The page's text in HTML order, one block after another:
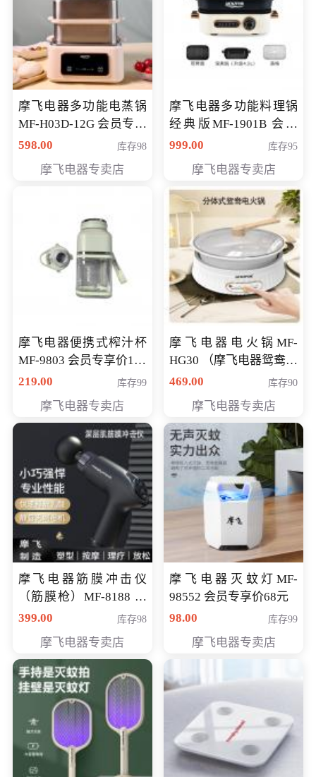
摩飞电器多功能电蒸锅
MF-H03D-12G 会员专享
价398元
598.00 库存98
摩飞电器专卖店
摩飞电器多功能料理锅
经典版MF-1901B 会员
专享价399元
999.00 库存95
摩飞电器专卖店
摩飞电器便携式榨汁杯
MF-9803 会员专享价138
元
219.00 库存99
摩飞电器专卖店
摩飞电器电火锅MF-
HG30 （摩飞电器鸳鸯锅
MF-HG30 ） 会员专享价
469.00 库存90
摩飞电器专卖店
摩飞电器筋膜冲击仪
（筋膜枪）MF-8188 会
员专享价268元
399.00 库存98
摩飞电器专卖店
摩飞电器灭蚊灯MF-
98552 会员专享价68元
98.00
库存99
摩飞电器专卖店